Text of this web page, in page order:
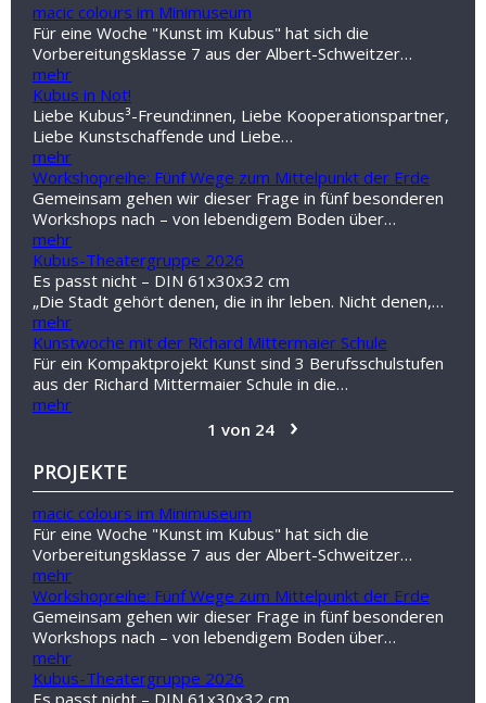
macic colours im Minimuseum
Für eine Woche "Kunst im Kubus" hat sich die
Vorbereitungsklasse 7 aus der Albert-Schweitzer…
mehr
Kubus in Not!
Liebe Kubus³-Freund:innen, Liebe Kooperationspartner,
Liebe Kunstschaffende und Liebe…
mehr
Workshopreihe: Fünf Wege zum Mittelpunkt der Erde
Gemeinsam gehen wir dieser Frage in fünf besonderen
Workshops nach – von lebendigem Boden über…
mehr
Kubus-Theatergruppe 2026
Es passt nicht – DIN 61x30x32 cm
„Die Stadt gehört denen, die in ihr leben. Nicht denen,…
mehr
Kunstwoche mit der Richard Mittermaier Schule
Für ein Kompaktprojekt Kunst sind 3 Berufsschulstufen
aus der Richard Mittermaier Schule in die…
mehr
1 von 24
›
PROJEKTE
macic colours im Minimuseum
Für eine Woche "Kunst im Kubus" hat sich die
Vorbereitungsklasse 7 aus der Albert-Schweitzer…
mehr
Workshopreihe: Fünf Wege zum Mittelpunkt der Erde
Gemeinsam gehen wir dieser Frage in fünf besonderen
Workshops nach – von lebendigem Boden über…
mehr
Kubus-Theatergruppe 2026